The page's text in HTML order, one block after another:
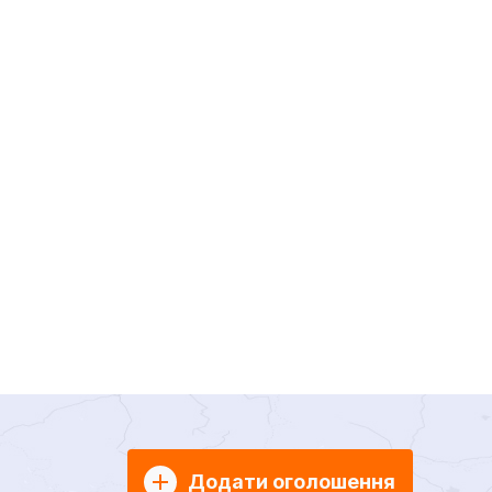
Додати оголошення